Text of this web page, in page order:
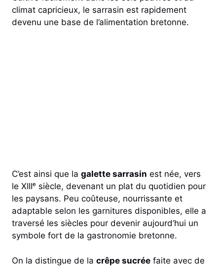
climat capricieux, le sarrasin est rapidement
devenu une base de l’alimentation bretonne.
C’est ainsi que la galette sarrasin est née, vers
le XIIIᵉ siècle, devenant un plat du quotidien pour
les paysans. Peu coûteuse, nourrissante et
adaptable selon les garnitures disponibles, elle a
traversé les siècles pour devenir aujourd’hui un
symbole fort de la gastronomie bretonne.
On la distingue de la crêpe sucrée faite avec de